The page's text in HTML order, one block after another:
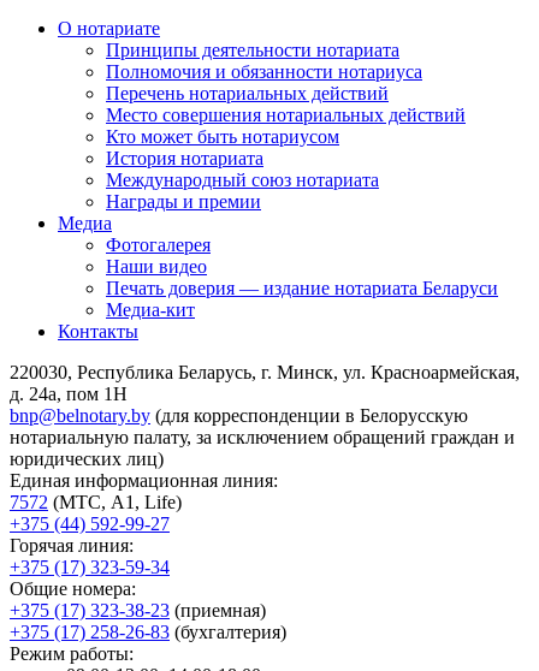
О нотариате
Принципы деятельности нотариата
Полномочия и обязанности нотариуса
Перечень нотариальных действий
Место совершения нотариальных действий
Кто может быть нотариусом
История нотариата
Международный союз нотариата
Награды и премии
Медиа
Фотогалерея
Наши видео
Печать доверия — издание нотариата Беларуси
Медиа-кит
Контакты
220030, Республика Беларусь, г. Минск, ул. Красноармейская,
д. 24а, пом 1Н
bnp@belnotary.by (для корреспонденции в Белорусскую
нотариальную палату, за исключением обращений граждан и
юридических лиц)
Единая информационная линия:
7572 (МТС, A1, Life)
+375 (44) 592-99-27
Горячая линия:
+375 (17) 323-59-34
Общие номера:
+375 (17) 323-38-23 (приемная)
+375 (17) 258-26-83 (бухгалтерия)
Режим работы: